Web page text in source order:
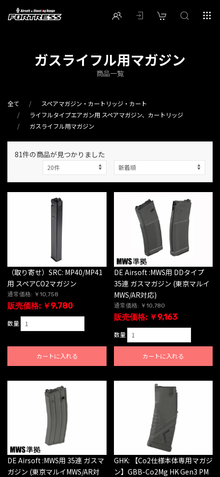
ガスライフル用マガジン
商品一覧
全て
スペアマガジン・カートリッジ・カート
ライフルタイプエアガン用 スペアマガジン、カートリッジ
ガスライフル用マガジン
81件の商品が見つかりました
（取り寄せ）SRC: MP40/MP41
用 スペアCO2マガジン
通常価格: ￥10,758
販売価格: ￥9,780
数量
カートに入れる
DE Airsoft :MWS用 DDタイプ
35連 ガスマガジン (東京マルイ
MWS/AR対応)
通常価格: ￥10,780
販売価格: ￥9,163
数量
カートに入れる
DE Airsoft :MWS用 35連 ガスマ
ガジン (東京マルイMWS/AR対
GHK: 【Co2仕様本体専用マガジ
ン】GBB-Co2Mg HK Gen3 PM